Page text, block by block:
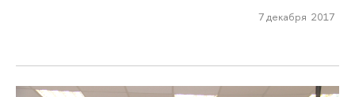
7 декабря 2017